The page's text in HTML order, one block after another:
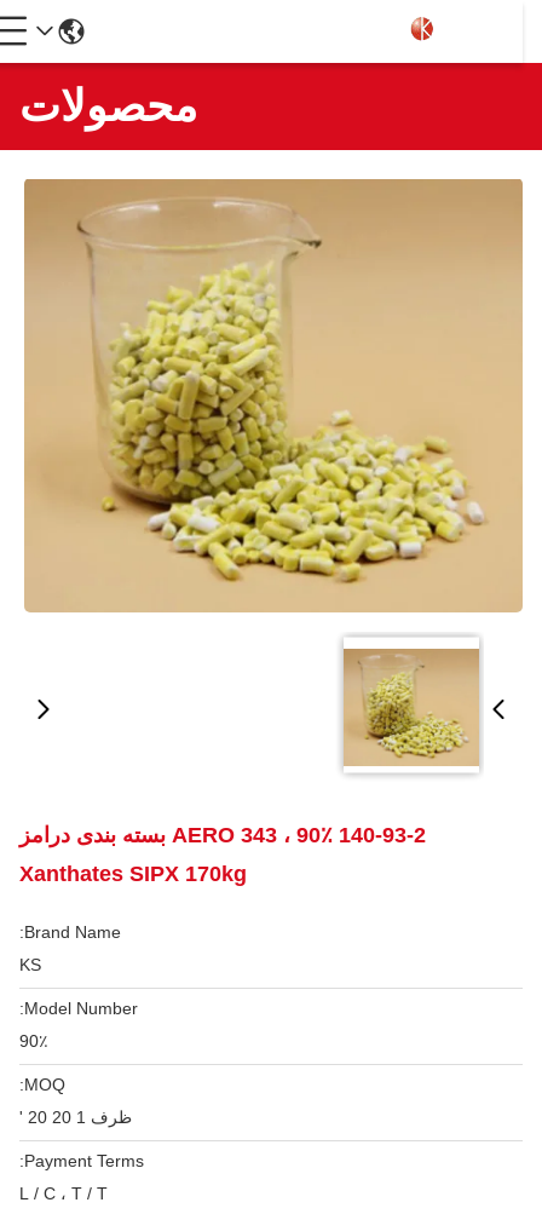
محصولات
140-93-2 AERO 343 ، 90٪ بسته بندی درامز
Xanthates SIPX 170kg
Brand Name:
KS
Model Number:
90٪
MOQ:
ظرف 1 20 20 '
Payment Terms:
L / C ، T / T